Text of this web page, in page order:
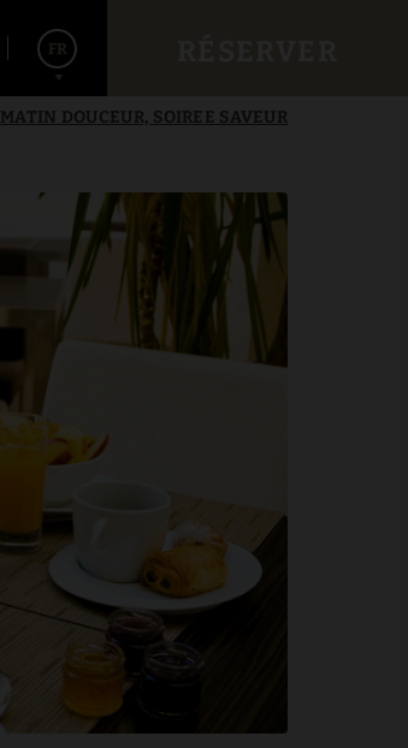
FR
MATIN DOUCEUR, SOIREE SAVEUR